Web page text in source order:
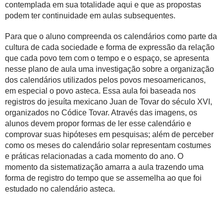
contemplada em sua totalidade aqui e que as propostas
podem ter continuidade em aulas subsequentes.
Para que o aluno compreenda os calendários como parte da
cultura de cada sociedade e forma de expressão da relação
que cada povo tem com o tempo e o espaço, se apresenta
nesse plano de aula uma investigação sobre a organização
dos calendários utilizados pelos povos mesoamericanos,
em especial o povo asteca. Essa aula foi baseada nos
registros do jesuíta mexicano Juan de Tovar do século XVI,
organizados no Códice Tovar. Através das imagens, os
alunos devem propor formas de ler esse calendário e
comprovar suas hipóteses em pesquisas; além de perceber
como os meses do calendário solar representam costumes
e práticas relacionadas a cada momento do ano. O
momento da sistematização amarra a aula trazendo uma
forma de registro do tempo que se assemelha ao que foi
estudado no calendário asteca.